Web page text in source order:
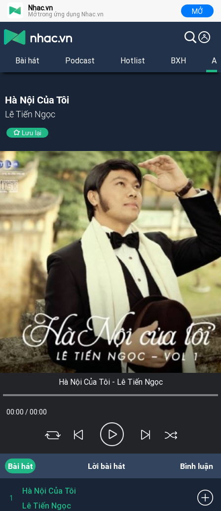
Nhac.vn
Mở trong ứng dụng Nhac.vn MỞ
Bài hát Podcast Hotlist BXH
Hà Nội Của Tôi
Lê Tiến Ngọc
Lưu lại
Hà Nội Của Tôi - Lê Tiến Ngọc
00:00 /00:00
Bài hát Lời bài hát Bình luận
1
Hà Nội Của Tôi
Lê Tiến Ngọc